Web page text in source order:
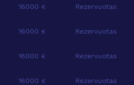
16000 € Rezervuotas
16000 € Rezervuotas
16000 € Rezervuotas
16000 € Rezervuotas